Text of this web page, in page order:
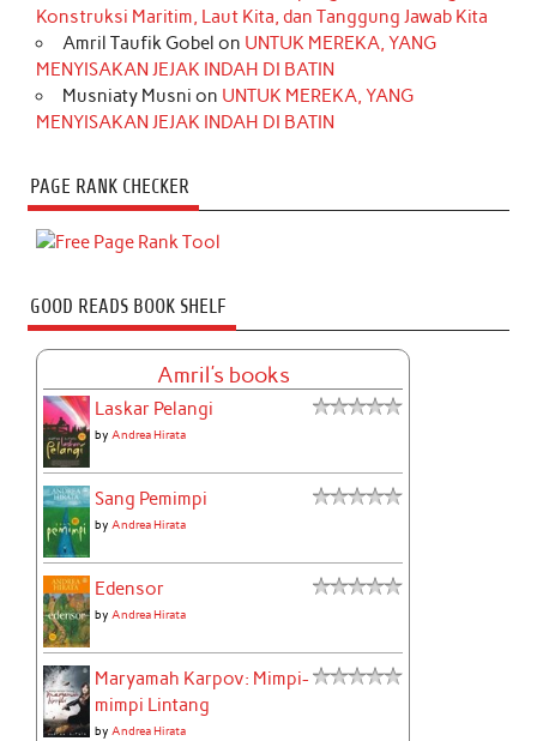
Konstruksi Maritim, Laut Kita, dan Tanggung Jawab Kita
Amril Taufik Gobel on UNTUK MEREKA, YANG
MENYISAKAN JEJAK INDAH DI BATIN
Musniaty Musni on UNTUK MEREKA, YANG
MENYISAKAN JEJAK INDAH DI BATIN
PAGE RANK CHECKER
GOOD READS BOOK SHELF
Amril's books
Laskar Pelangi
byAndrea Hirata
Sang Pemimpi
byAndrea Hirata
Edensor
byAndrea Hirata
Maryamah Karpov: Mimpi-
mimpi Lintang
byAndrea Hirata